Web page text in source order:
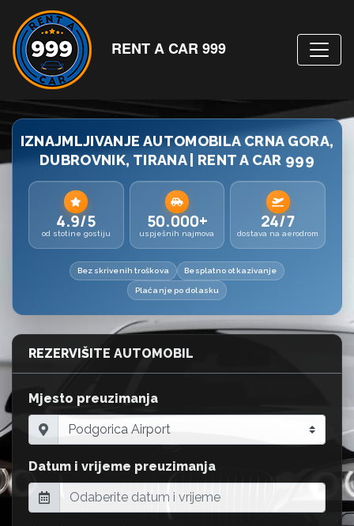
RENT A CAR 999
IZNAJMLJIVANJE AUTOMOBILA CRNA GORA,
DUBROVNIK, TIRANA | RENT A CAR 999
4.9/5
od stotine gostiju
50.000+
uspješnih najmova
24/7
dostava na aerodrom
Bez skrivenih troškova Besplatno otkazivanje
Plaćanje po dolasku
REZERVIŠITE AUTOMOBIL
Mjesto preuzimanja
Datum i vrijeme preuzimanja